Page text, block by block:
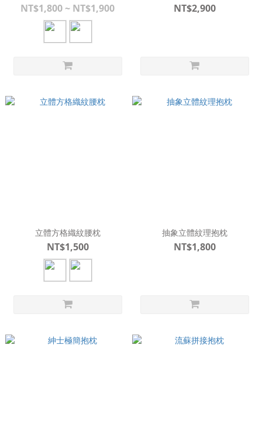
NT$1,800 ~ NT$1,900 NT$2,900
立體方格織紋腰枕
NT$1,500
抽象立體紋理抱枕
NT$1,800